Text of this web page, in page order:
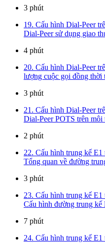
3 phút
19. Cấu hình Dial-Peer
Dial-Peer sử dụng giao
4 phút
20. Cấu hình Dial-Peer
lượng cuộc gọi đồng thời
3 phút
21. Cấu hình Dial-Peer
Dial-Peer POTS trên
2 phút
22. Cấu hình trung kế
Tổng quan về đường
3 phút
23. Cấu hình trung kế
Cấu hình đường trung kế
7 phút
24. Cấu hình trung kế